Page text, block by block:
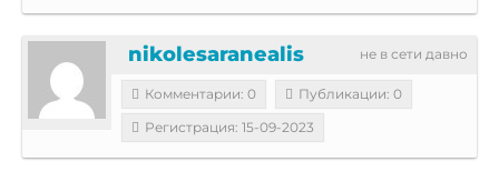
не в сети давно
nikolesaranealis
Комментарии: 0
Публикации: 0
Регистрация: 15-09-2023